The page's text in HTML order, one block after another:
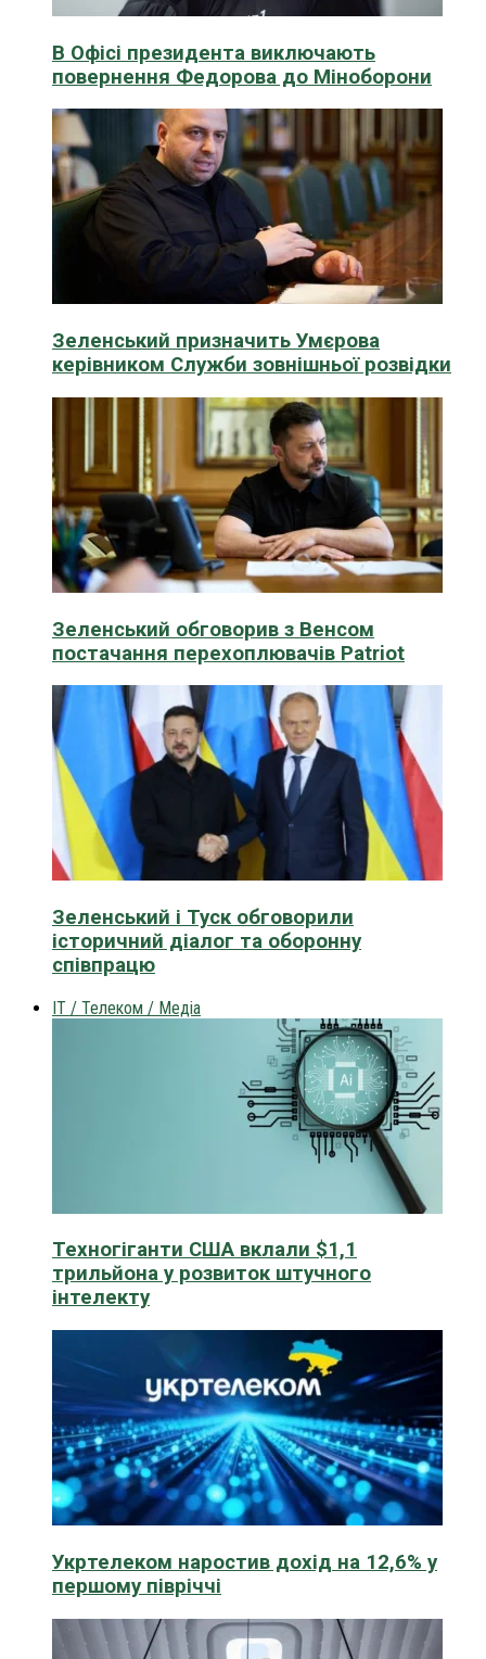
В Офісі президента виключають
повернення Федорова до Міноборони
Зеленський призначить Умєрова
керівником Служби зовнішньої розвідки
Зеленський обговорив з Венсом
постачання перехоплювачів Patriot
Зеленський і Туск обговорили
історичний діалог та оборонну
співпрацю
IT / Телеком / Медіа
Техногіганти США вклали $1,1
трильйона у розвиток штучного
інтелекту
Укртелеком наростив дохід на 12,6% у
першому півріччі